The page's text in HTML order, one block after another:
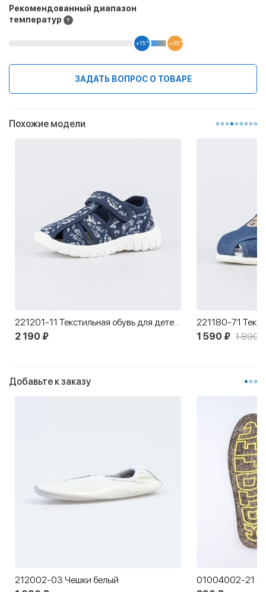
Рекомендованный диапазон
температур
+15 ° +35 °
ЗАДАТЬ ВОПРОС О ТОВАРЕ
Похожие модели
221201-11 Текстильная обувь для детей Скейтборд
2 190 ₽
1 590 ₽ 1 890 ₽
Добавьте к заказу
212002-03 Чешки белый
01004002-21